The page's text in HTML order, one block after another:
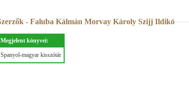
- Faluba Kálmán Morvay Károly Szijj Ildikó
Megjelent könyvei:
Spanyol-magyar kisszótár